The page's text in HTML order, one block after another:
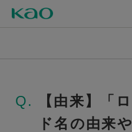
Q.
【由来】「
ド名の由来